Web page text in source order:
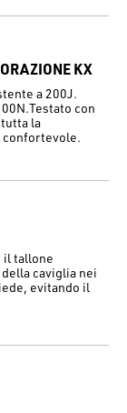
KX
a 200J.
con
la
confortevole.
il tallone
caviglia nei
evitando il